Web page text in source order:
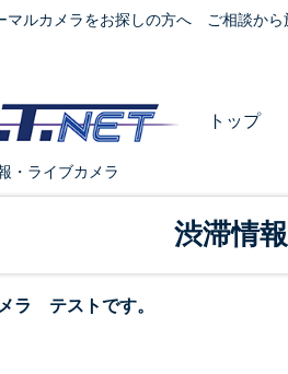
マルカメラをお探しの方へ ご相談か
トップ
・ライブカメラ
渋滞情
ラ テストです。